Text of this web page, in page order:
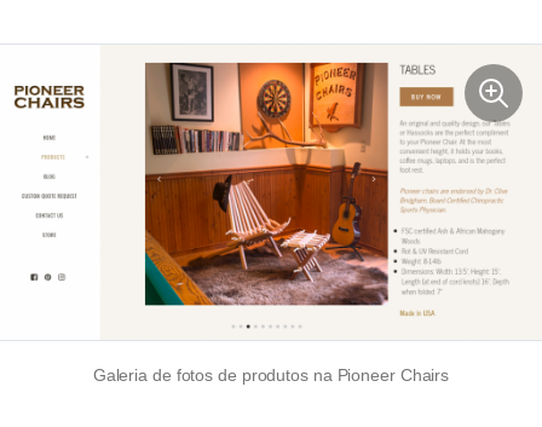
Galeria de fotos de produtos na Pioneer Chairs